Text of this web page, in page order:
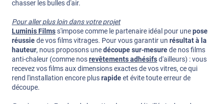
chasser les bulles d'air.
Pour aller plus loin dans votre projet
Luminis Filmss'impose comme le partenaire idéal pour unepose
réussiede vos films vitrages. Pour vous garantir un résultat à la
hauteur, nous proposons unedécoupe sur-mesurede nos films
anti-chaleur (comme nosrevêtements adhésifsd'ailleurs) : vous
recevez vos films aux dimensions exactes de vos vitres, ce qui
rend l'installation encore plusrapideet évite toute erreur de
découpe.